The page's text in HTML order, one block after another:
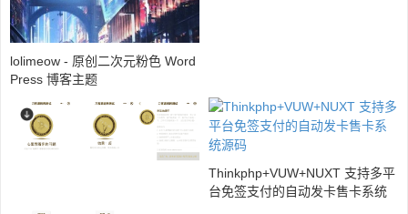
lolimeow - 原创二次元粉色 Word
Press 博客主题
Thinkphp+VUW+NUXT 支持多平
台免签支付的自动发卡售卡系统